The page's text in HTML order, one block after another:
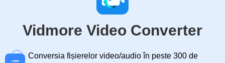
Vidmore Video Converter
Conversia fișierelor video/audio în peste 300 de